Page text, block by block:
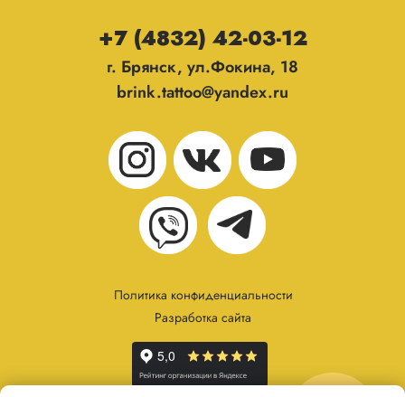
г. Брянск, ул.Фокина, 18
brink.tattoo@yandex.ru
+7 (4832) 42-03-12
Политика конфиденциальности
Разработка сайта